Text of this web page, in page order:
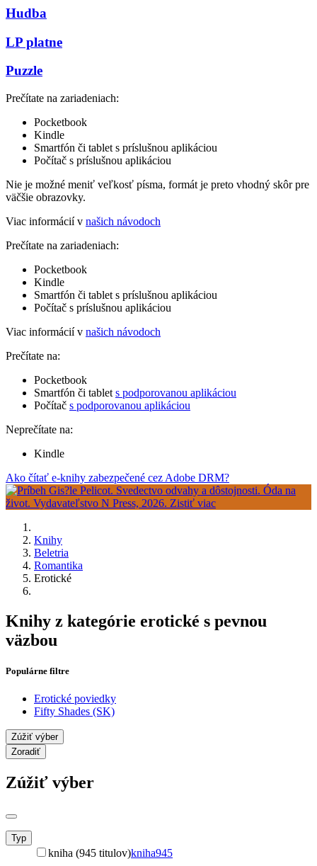
Hudba
LP platne
Puzzle
Prečítate na zariadeniach:
Pocketbook
Kindle
Smartfón či tablet s príslušnou aplikáciou
Počítač s príslušnou aplikáciou
Nie je možné meniť veľkosť písma, formát je preto vhodný skôr pre
väčšie obrazovky.
Viac informácií v našich návodoch
Prečítate na zariadeniach:
Pocketbook
Kindle
Smartfón či tablet s príslušnou aplikáciou
Počítač s príslušnou aplikáciou
Viac informácií v našich návodoch
Prečítate na:
Pocketbook
Smartfón či tablet s podporovanou aplikáciou
Počítač s podporovanou aplikáciou
Neprečítate na:
Kindle
Ako čítať e-knihy zabezpečené cez Adobe DRM?
Knihy
Beletria
Romantika
Erotické
Knihy z kategórie erotické s pevnou
väzbou
Populárne filtre
Erotické poviedky
Fifty Shades (SK)
Zúžiť výber
Zoradiť
Zúžiť výber
Typ
kniha (945 titulov)kniha945